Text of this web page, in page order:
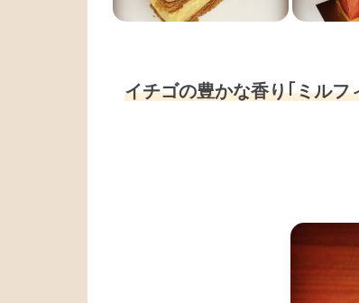
イチゴの豊かな香り｢ミルフ